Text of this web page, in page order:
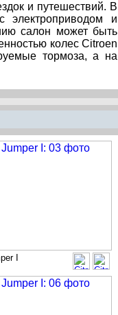
и путешествий. В
электроприводом и
салон может быть
колес Citroen
тормоза, а на
I